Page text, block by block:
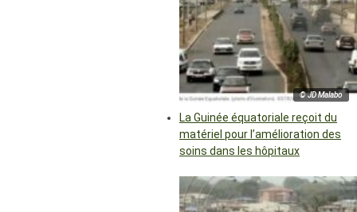
© JD Malabo
La Guinée équatoriale reçoit du
matériel pour l’amélioration des
soins dans les hôpitaux